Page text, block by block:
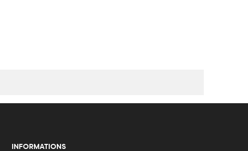
INFORMATIONS